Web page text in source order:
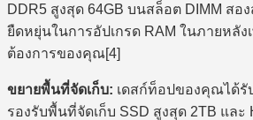
DDR5 สูงสุด 64GB บนสล็อต DIMM ส
ยืดหยุ่นในการอัปเกรด RAM ในภายหลั
ต้องการของคุณ[4]
ขยายพื้นที่จัดเก็บ: เดสก์ท็อปของคุณได้รั
รองรับพื้นที่จัดเก็บ SSD สูงสุด 2TB แล